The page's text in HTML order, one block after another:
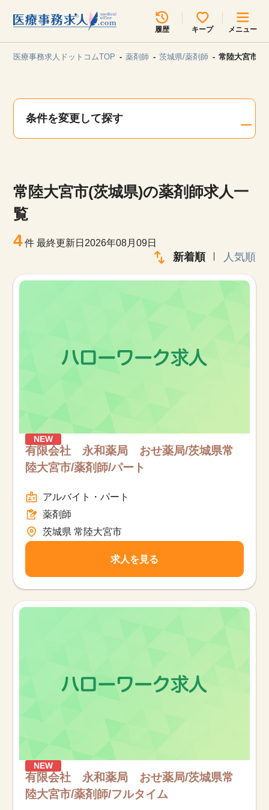
履歴 キープ メニュー
見学会・イベント情報
サイトの使い方
人材をお探しの医療機関・企業様
運営会社
医療事務求人ドットコムTOP 薬剤師 茨城県/薬剤師 常陸大宮市(
条件を変更して探す
常陸大宮市(茨城県)の薬剤師求人一
覧
4件最終更新日2026年08月09日
新着順 人気順
NEW
有限会社 永和薬局 おせ薬局/茨城県常
陸大宮市/薬剤師/パート
アルバイト・パート
薬剤師
茨城県 常陸大宮市
求人を見る
NEW
有限会社 永和薬局 おせ薬局/茨城県常
陸大宮市/薬剤師/フルタイム
所在地のエリアを選択してください
各支店担当よりご連絡させていただきます。
関東
甲信越・北陸 中国・四国
九州・沖縄